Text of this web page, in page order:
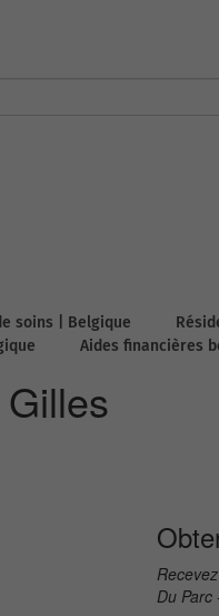
soins | Belgique
Aides financières
Du Parc